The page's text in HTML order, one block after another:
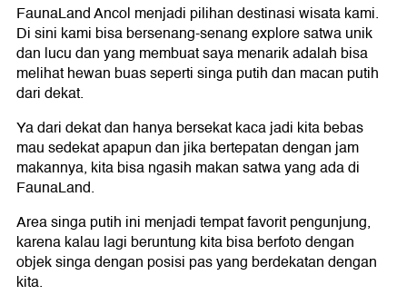
FaunaLand Ancol menjadi pilihan destinasi wisata kami.
Di sini kami bisa bersenang-senang explore satwa unik
dan lucu dan yang membuat saya menarik adalah bisa
melihat hewan buas seperti singa putih dan macan putih
dari dekat.
Ya dari dekat dan hanya bersekat kaca jadi kita bebas
mau sedekat apapun dan jika bertepatan dengan jam
makannya, kita bisa ngasih makan satwa yang ada di
FaunaLand.
Area singa putih ini menjadi tempat favorit pengunjung,
karena kalau lagi beruntung kita bisa berfoto dengan
objek singa dengan posisi pas yang berdekatan dengan
kita.